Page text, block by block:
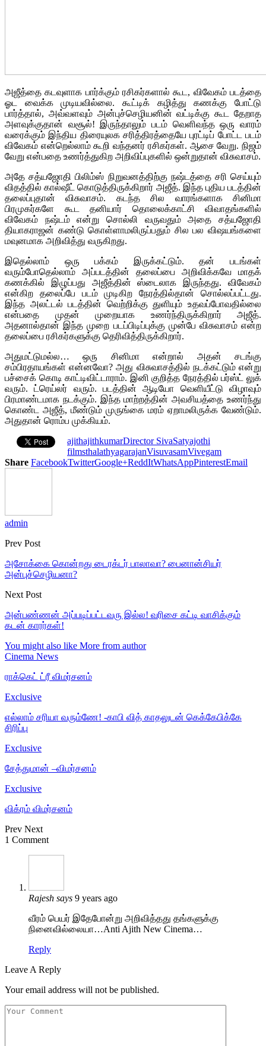
அஜீத்தை கடவுளாக பார்க்கும் ரசிகர்களால் கூட, விவேகம் படத்தை
ஓட வைக்க முடியவில்லை. கூட்டிக் கழித்து கணக்கு போட்டு
பார்த்தால், அவ்வளவும் அன்புச்செழியனின் வட்டிக்கு கூட தேறாத
அளவுக்குதான் வசூல்! இருந்தாலும் படம் வெளிவந்த ஒரு வாரம்
வரைக்கும் இந்திய திரையுலக சரித்திரத்தையே புரட்டிப் போட்ட படம்
விவேகம் என்றெல்லாம் கூறி வந்தனர் ரசிகர்கள். ஆசை வேறு. நிஜம்
வேறு என்பதை உணர்த்துகிற அறிவிப்புகளில் ஒன்றுதான் விசுவாசம்.
அதே சத்யஜோதி பிலிம்ஸ் நிறுவனத்திற்கு நஷ்டத்தை சரி செய்யும்
விதத்தில் கால்ஷீட் கொடுத்திருக்கிறார் அஜீத். இந்த புதிய படத்தின்
தலைப்புதான் விசுவாசம். கடந்த சில வாரங்களாக சினிமா
பிரமுகர்களே கூட தனியார் தொலைக்காட்சி விவாதங்களில்
விவேகம் நஷ்டம் என்று சொல்லி வருவதும் அதை சத்யஜோதி
தியாகராஜன் கண்டு கொள்ளாமலிருப்பதும் சில பல விஷயங்களை
மவுனமாக அறிவித்து வருகிறது.
இதெல்லாம் ஒரு பக்கம் இருக்கட்டும். தன் படங்கள்
வரும்போதெல்லாம் அப்படத்தின் தலைப்பை அறிவிக்கவே மாதக்
கணக்கில் இழுப்பது அஜீத்தின் ஸ்டைலாக இருந்தது. விவேகம்
என்கிற தலைப்பே படம் முடிகிற நேரத்தில்தான் சொல்லப்பட்டது.
இந்த அலட்டல் படத்தின் வெற்றிக்கு துளியும் உதவப்போவதில்லை
என்பதை முதன் முறையாக உணர்ந்திருக்கிறார் அஜீத்.
அதனால்தான் இந்த முறை படப்பிடிப்புக்கு முன்பே விசுவாசம் என்ற
தலைப்பை ரசிகர்களுக்கு தெரிவித்திருக்கிறார்.
அதுமட்டுமல்ல… ஒரு சினிமா என்றால் அதன் சடங்கு
சம்பிரதாயங்கள் என்னவோ? அது விசுவாசத்தில் நடக்கட்டும் என்று
பச்சைக் கொடி காட்டிவிட்டாராம். இனி குறித்த நேரத்தில் பர்ஸ்ட் லுக்
வரும். ட்ரெய்லர் வரும். படத்தின் ஆடியோ வெளியீட்டு விழாவும்
பிரமாண்டமாக நடக்கும். இந்த மாற்றத்தின் அவசியத்தை உணர்ந்து
கொண்ட அஜீத், மீண்டும் முருங்கை மரம் ஏறாமலிருக்க வேண்டும்.
அதுதான் ரொம்ப முக்கியம்.
ajithajithkumarDirector SivaSatyajothi
filmsthalathyagarajanVisuvasamVivegam
Share FacebookTwitterGoogle+ReddItWhatsAppPinterestEmail
admin
Prev Post
அசோக்கை கொன்றது டைரக்டர் பாலாவா? பைனான்சியர்
அன்புச்செழியனா?
Next Post
அன்பண்ணன் அப்படிப்பட்டவரு இல்ல! வரிசை கட்டி வாசிக்கும்
கடன் காரர்கள்!
You might also like More from author
Cinema News
ராக்கெட் ட்ரீ விமர்சனம்
Exclusive
எல்லாம் சரியா வரும்ணே! -காபி வித் காதலுடன் கெக்கேபிக்கே
சிரிப்பு
Exclusive
சேத்துமான் –விமர்சனம்
Exclusive
விக்ரம் விமர்சனம்
Prev Next
1 Comment
Rajesh says 9 years ago
வீரம் பெயர் இதேபோன்று அறிவித்தது தங்களுக்கு
நினைவில்லையா…Anti Ajith New Cinema…
Reply
Leave A Reply
Your email address will not be published.